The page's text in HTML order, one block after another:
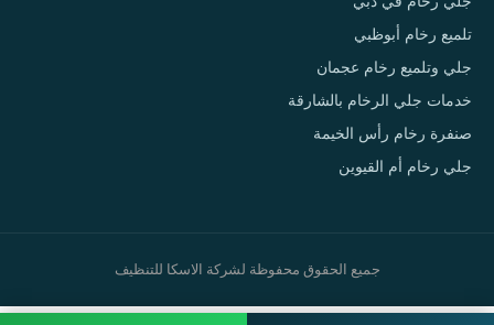
تلميع رخام أبوظبي
جلي وتلميع رخام عجمان
خدمات جلي الرخام بالشارقة
صنفرة رخام رأس الخيمة
جلي رخام أم القيوين
جميع الحقوق محفوظة لشركة الاسكا للتنظيف